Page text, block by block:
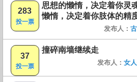
283
投一票
思想的懒惰，决定着你灵
懒惰，决定着你肢体的精度
发布人：
37
投一票
撞碎南墙继续走
发布人： 女